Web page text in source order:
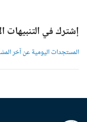
إشترك في التنبيهات
المستجدات اليومية عن آخر